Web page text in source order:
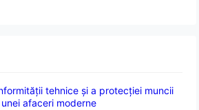
tehnice și a protecției muncii
afaceri moderne